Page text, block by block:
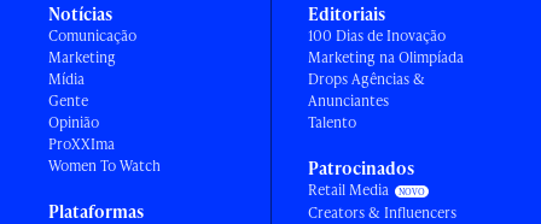
Notícias
Comunicação
Marketing
Mídia
Gente
Opinião
ProXXIma
Women To Watch
Plataformas
Editoriais
100 Dias de Inovação
Marketing na Olimpíada
Drops Agências &
Anunciantes
Talento
Patrocinados
Retail Media
Creators & Influencers